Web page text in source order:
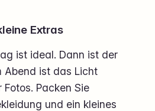
Extras
ist ideal. Dann ist der
Abend ist das Licht
Packen Sie
und ein kleines